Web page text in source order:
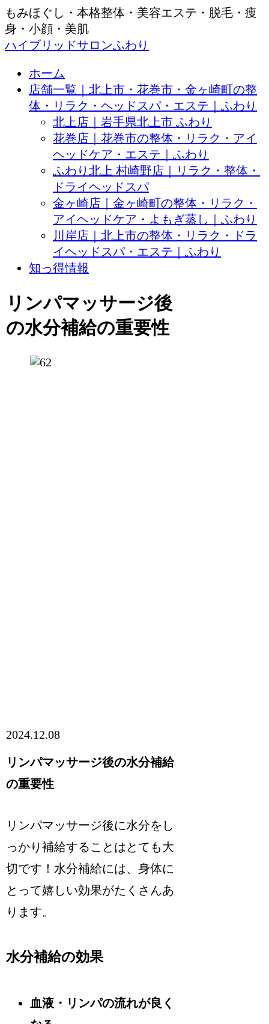
もみほぐし・本格整体・美容エステ・脱毛・痩
身・小顔・美肌
ハイブリッドサロンふわり
ホーム
店舗一覧｜北上市・花巻市・金ヶ崎町の整
体・リラク・ヘッドスパ・エステ｜ふわり
北上店｜岩手県北上市 ふわり
花巻店｜花巻市の整体・リラク・アイ
ヘッドケア・エステ｜ふわり
ふわり北上 村崎野店｜リラク・整体・
ドライヘッドスパ
金ヶ崎店｜金ヶ崎町の整体・リラク・
アイヘッドケア・よもぎ蒸し｜ふわり
川岸店｜北上市の整体・リラク・ドラ
イヘッドスパ・エステ｜ふわり
知っ得情報
リンパマッサージ後
の水分補給の重要性
2024.12.08
リンパマッサージ後の水分補給
の重要性
リンパマッサージ後に水分をし
っかり補給することはとても大
切です！水分補給には、身体に
とって嬉しい効果がたくさんあ
ります。
水分補給の効果
血液・リンパの流れが良く